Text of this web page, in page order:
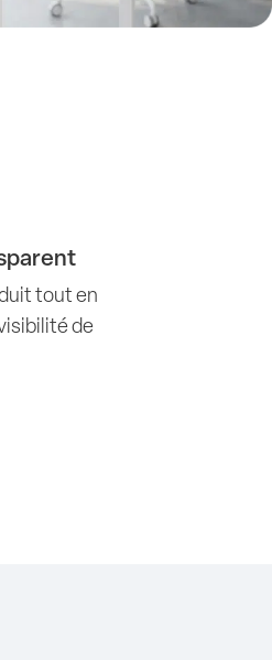
tout en
de